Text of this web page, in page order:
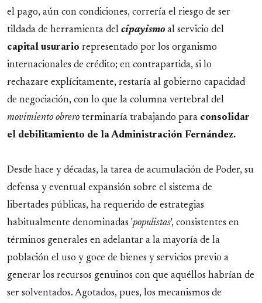
el pago, aún con condiciones, correría el riesgo de ser
tildada de herramienta del cipayismo al servicio del
capital usurario representado por los organismo
internacionales de crédito; en contrapartida, si lo
rechazare explícitamente, restaría al gobierno capacidad
de negociación, con lo que la columna vertebral del
movimiento obrero terminaría trabajando para consolidar
el debilitamiento de la Administración Fernández.
Desde hace y décadas, la tarea de acumulación de Poder, su
defensa y eventual expansión sobre el sistema de
libertades públicas, ha requerido de estrategias
habitualmente denominadas 'populistas', consistentes en
términos generales en adelantar a la mayoría de la
población el uso y goce de bienes y servicios previo a
generar los recursos genuinos con que aquéllos habrían de
ser solventados. Agotados, pues, los mecanismos de